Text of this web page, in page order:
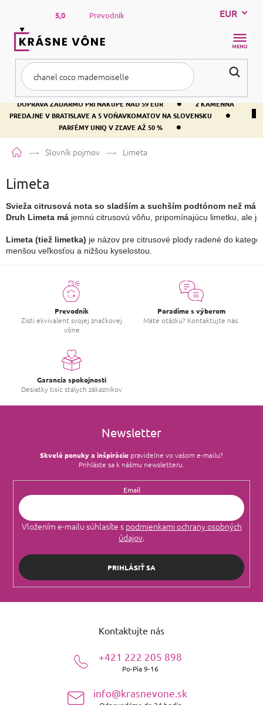
obsah
DOPRAVA ZADARMO PRI NÁKUPE NAD 59 EUR •
2 KAMENNÁ
PREDAJNE V BRATISLAVE A 5 VOŇAVKOMATOV NA SLOVENSKU
•
PARFÉMY UNIQ V ZĽAVE AŽ 50 % •
5,0 Prevodník EUR
DomovSlovník pojmov Limeta
Limeta
Svieža citrusová nota so sladším a suchším podtónom než má
Druh Limeta má
Limeta (tiež limetka) je názov pre citrusové plody radené do
menšou veľkosťou a nižšou kyselostou.
Prevodník
Zisti ekvivalent svojej značkovej
vône
Poradíme s výberom
Máte otázku? Kontaktujte nás.
Garancia spokojnosti
Desiatky tisíc stálych zákazníkov
Newsletter
Skvelé ponuky a inšpirácie pravidelne vo vašom e‑mailu?
Prihláste sa k nášmu newsletteru.
Email
Vložením e-mailu súhlasíte s podmienkami ochrany osobných
údajov.
PRIHLÁSIŤ SA
Kontaktujte nás
+421 222 205 898
Po-Pia 9-16
info@krasnevone.sk